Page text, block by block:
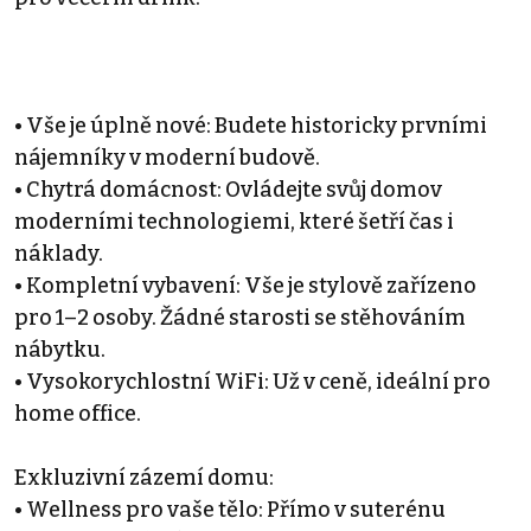
• Vše je úplně nové: Budete historicky prvními
nájemníky v moderní budově.
• Chytrá domácnost: Ovládejte svůj domov
moderními technologiemi, které šetří čas i
náklady.
• Kompletní vybavení: Vše je stylově zařízeno
pro 1–2 osoby. Žádné starosti se stěhováním
nábytku.
• Vysokorychlostní WiFi: Už v ceně, ideální pro
home office.
Exkluzivní zázemí domu:
• Wellness pro vaše tělo: Přímo v suterénu